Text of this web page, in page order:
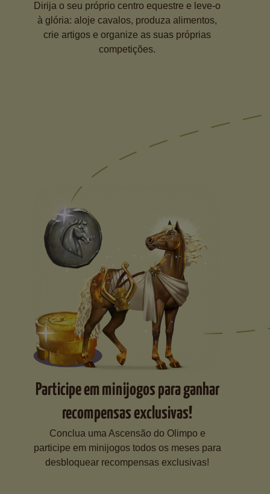
Dirija o seu próprio centro equestre e leve-o
à glória: aloje cavalos, produza alimentos,
crie artigos e organize as suas próprias
competições.
Participe em minijogos para ganhar
recompensas exclusivas!
Conclua uma Ascensão do Olimpo e
participe em minijogos todos os meses para
desbloquear recompensas exclusivas!